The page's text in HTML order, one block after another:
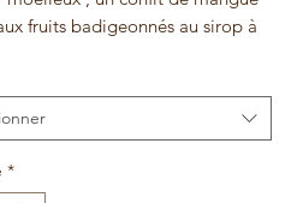
fruits badigeonnés au sirop à
chocolat blanc. recommandé
envie de légèreté fruitée.
*